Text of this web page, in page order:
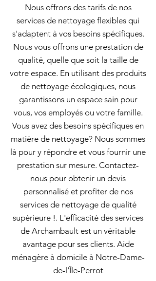
Nous offrons des tarifs de nos
services de nettoyage flexibles qui
s'adaptent à vos besoins spécifiques.
Nous vous offrons une prestation de
qualité, quelle que soit la taille de
votre espace. En utilisant des produits
de nettoyage écologiques, nous
garantissons un espace sain pour
vous, vos employés ou votre famille.
Vous avez des besoins spécifiques en
matière de nettoyage? Nous sommes
là pour y répondre et vous fournir une
prestation sur mesure. Contactez-
nous pour obtenir un devis
personnalisé et profiter de nos
services de nettoyage de qualité
supérieure !. L'efficacité des services
de Archambault est un véritable
avantage pour ses clients. Aide
ménagère à domicile à Notre-Dame-
de-l'Île-Perrot